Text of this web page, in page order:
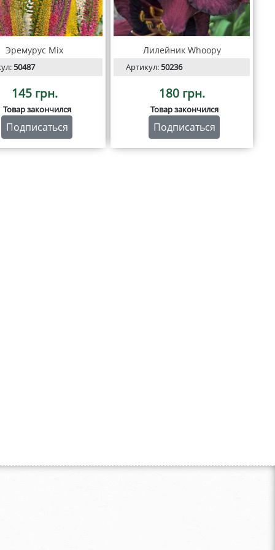
Эремурус Mix
50487
145 грн.
Товар закончился
Подписаться
Лилейник Whoopy
Артикул:50236
180 грн.
Товар закончился
Подписаться